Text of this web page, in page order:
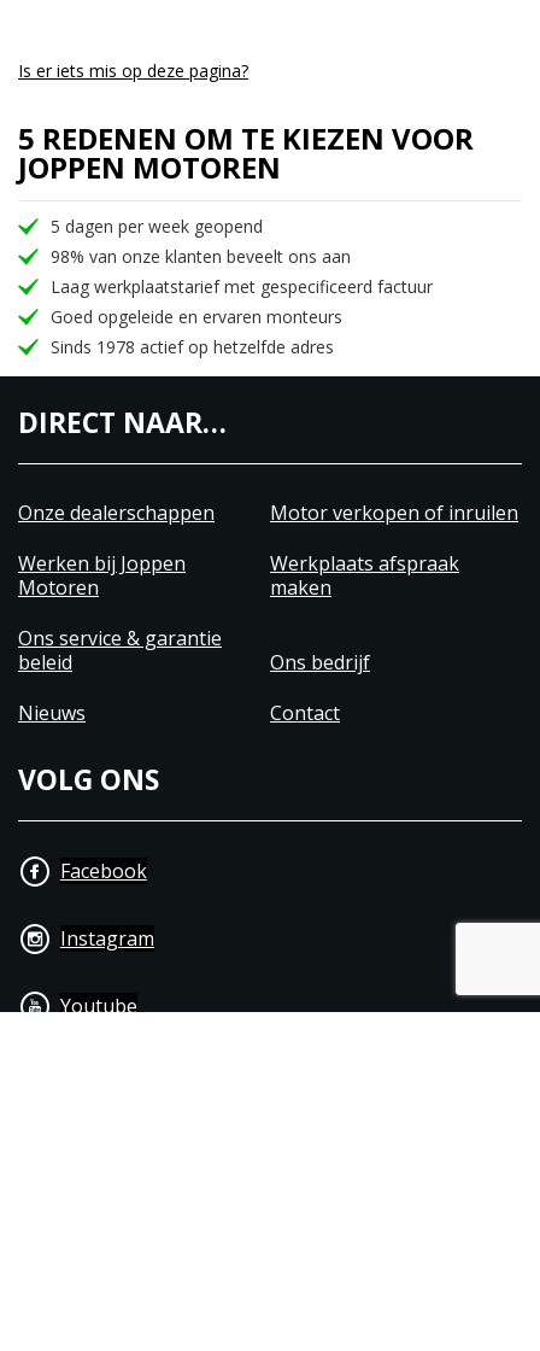
Is er iets mis op deze pagina?
5 REDENEN OM TE KIEZEN VOOR
JOPPEN MOTOREN
5 dagen per week geopend
98% van onze klanten beveelt ons aan
Laag werkplaatstarief met gespecificeerd factuur
Goed opgeleide en ervaren monteurs
Sinds 1978 actief op hetzelfde adres
DIRECT NAAR…
Onze dealerschappen
Motor verkopen of inruilen
Werken bij Joppen
Motoren
Werkplaats afspraak
maken
Ons service & garantie
beleid
Ons bedrijf
Nieuws
Contact
VOLG ONS
Facebook
Instagram
Youtube